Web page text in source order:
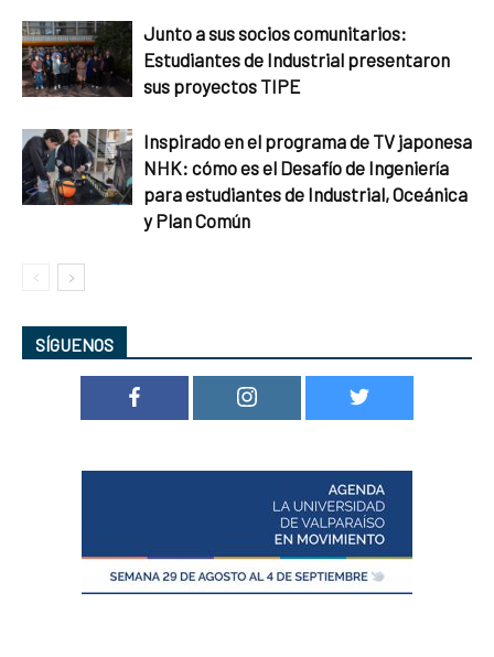
Junto a sus socios comunitarios:
Estudiantes de Industrial presentaron
sus proyectos TIPE
Inspirado en el programa de TV japonesa
NHK: cómo es el Desafío de Ingeniería
para estudiantes de Industrial, Oceánica
y Plan Común
SÍGUENOS